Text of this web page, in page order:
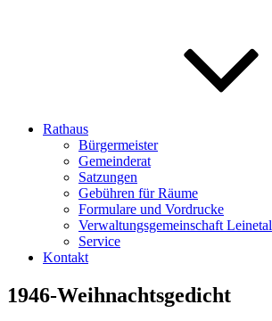
Rathaus
Bürgermeister
Gemeinderat
Satzungen
Gebühren für Räume
Formulare und Vordrucke
Verwaltungsgemeinschaft Leinetal
Service
Kontakt
1946-Weihnachtsgedicht